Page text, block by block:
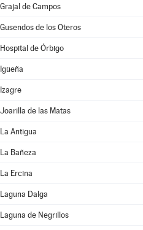
Grajal de Campos
Gusendos de los Oteros
Hospital de Órbigo
Igüeña
Izagre
Joarilla de las Matas
La Antigua
La Bañeza
La Ercina
Laguna Dalga
Laguna de Negrillos